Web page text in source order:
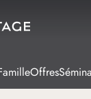
Offres